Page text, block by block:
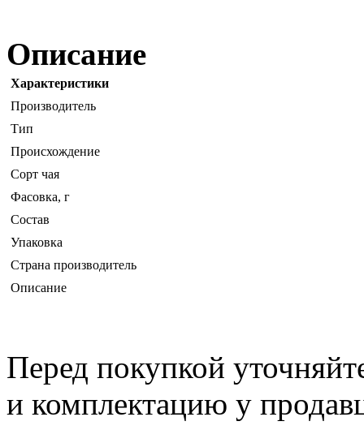
Описание
Характеристики
Производитель
Тип
Происхождение
Сорт чая
Фасовка, г
Состав
Упаковка
Страна производитель
Описание
Перед покупкой
и комплектацию у